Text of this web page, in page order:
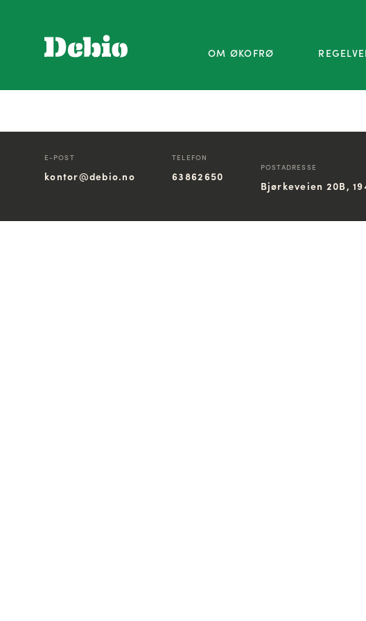
OM ØKOFRØ
E-POST
kontor@debio.no
TELEFON
63862650
POSTADRESSE
Bjørkeveien 20B,